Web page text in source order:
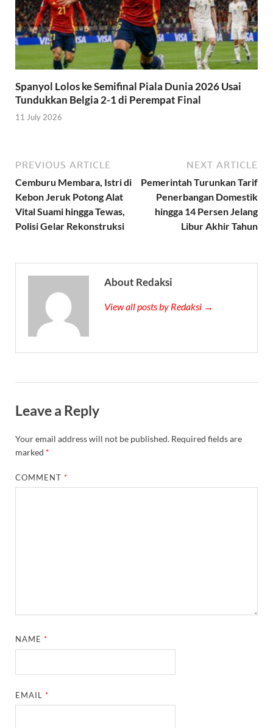
Spanyol Lolos ke Semifinal Piala Dunia 2026 Usai
Tundukkan Belgia 2-1 di Perempat Final
11 July 2026
PREVIOUS ARTICLE
Cemburu Membara, Istri di
Kebon Jeruk Potong Alat
Vital Suami hingga Tewas,
Polisi Gelar Rekonstruksi
NEXT ARTICLE
Pemerintah Turunkan Tarif
Penerbangan Domestik
hingga 14 Persen Jelang
Libur Akhir Tahun
About Redaksi
View all posts by Redaksi →
Leave a Reply
Your email address will not be published. Required fields are
marked *
COMMENT*
NAME*
EMAIL*